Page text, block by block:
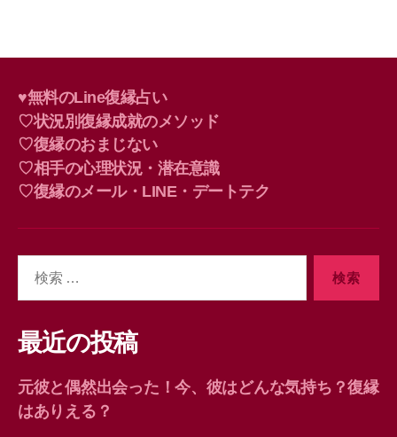
♥無料のLine復縁占い
♡状況別復縁成就のメソッド
♡復縁のおまじない
♡相手の心理状況・潜在意識
♡復縁のメール・LINE・デートテク
象:
最近の投稿
元彼と偶然出会った！今、彼はどんな気持ち？復縁
はありえる？